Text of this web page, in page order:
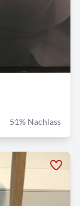
51% Nachlass